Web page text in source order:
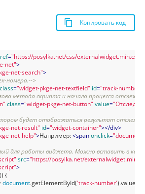
Копировать код
="https://posylka.net/css/externalwidget.min.css"
net">
net-search">
номера.-->
class="widget-pkge-net-textfield" id="track-number"
метода скрипта и начала процесса
class="widget-pkge-net-button" value=
будет отображаться результат
net-result" id="widget-container"></div>
net-help">Например: <spanonclick=
для работы виджета. Можно вставить в
src="https://posylka.net/externalwidget.min.js"
>
() {
document.getElementById('track-number').value;